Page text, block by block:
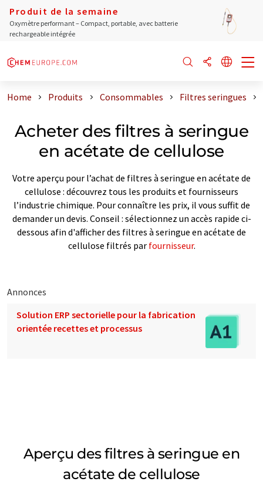
Produit de la semaine
Oxymètre performant – Compact, portable, avec batterie
rechargeable intégrée
Home Produits Consommables Filtres seringues
Acheter des filtres à seringue
en acétate de cellulose
Votre aperçu pour l’achat de filtres à seringue en acétate de
cellulose : découvrez tous les produits et fournisseurs
l’industrie chimique. Pour connaître les prix, il vous suffit de
demander un devis. Conseil : sélectionnez un accès rapide ci-
dessous afin d'afficher des filtres à seringue en acétate de
cellulose filtrés par fournisseur.
Annonces
Solution ERP sectorielle pour la fabrication
orientée recettes et processus
Aperçu des filtres à seringue en
acétate de cellulose